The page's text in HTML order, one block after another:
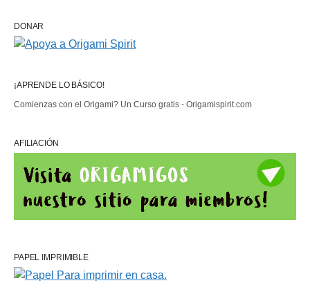
DONAR
¡APRENDE LO BÁSICO!
Comienzas con el Origami? Un Curso gratis - Origamispirit.com
AFILIACIÓN
PAPEL IMPRIMIBLE